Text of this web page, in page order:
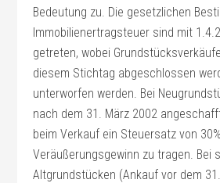
Bedeutung zu. Die gesetzlichen
Immobilienertragsteuer sind mit
getreten, wobei
diesem Stichtag abgeschlossen
unterworfen werden. Bei
nach dem 31. März 2002
beim Verkauf ein Steuersatz von
Veräußerungsgewinn zu tragen. Bei
Altgrundstücken (Ankauf vor dem